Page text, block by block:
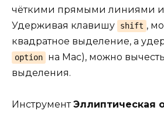
чёткими прямыми линиями и
Удерживая клавишу
shift ,
квадратное выделение, а
option
на Mac), можно
выделения.
ИнструментЭллиптическая